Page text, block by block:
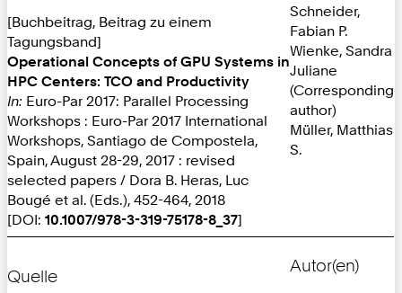
[Buchbeitrag, Beitrag zu einem
Tagungsband]
Operational Concepts of GPU Systems in
HPC Centers: TCO and Productivity
In: Euro-Par 2017: Parallel Processing
Workshops : Euro-Par 2017 International
Workshops, Santiago de Compostela,
Spain, August 28-29, 2017 : revised
selected papers / Dora B. Heras, Luc
Bougé et al. (Eds.), 452-464, 2018
[DOI: 10.1007/978-3-319-75178-8_37]
Schneider,
Fabian P.
Wienke, Sandra
Juliane
(Corresponding
author)
Müller, Matthias
S.
Quelle
Autor(en)